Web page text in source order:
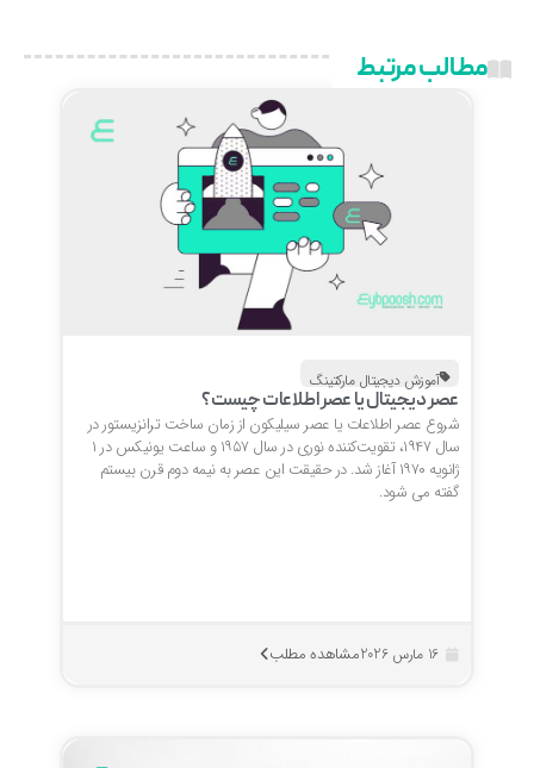
مطالب مرتبط
آموزش دیجیتال مارکتینگ
عصر دیجیتال یا عصر اطلاعات چیست؟
شروع عصر اطلاعات یا عصر سیلیکون از زمان ساخت ترانزیستور در
سال ۱۹۴۷، تقویت‌کننده نوری در سال ۱۹۵۷ و ساعت یونیکس در ۱
ژانویه ۱۹۷۰ آغاز شد. در حقیقت این عصر به نیمه دوم قرن بیستم
گفته می شود.
مشاهده مطلب